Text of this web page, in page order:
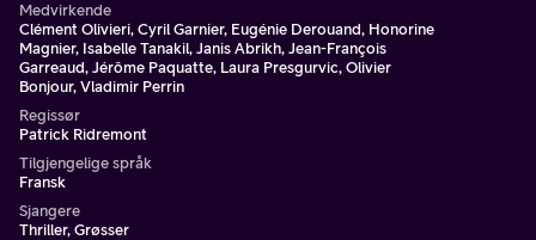
Medvirkende
Clément Olivieri, Cyril Garnier, Eugénie Derouand, Honorine
Magnier, Isabelle Tanakil, Janis Abrikh, Jean-François
Garreaud, Jérôme Paquatte, Laura Presgurvic, Olivier
Bonjour, Vladimir Perrin
Regissør
Patrick Ridremont
Tilgjengelige språk
Fransk
Sjangere
Thriller, Grøsser